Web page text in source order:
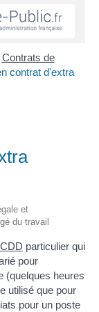
Contrats de
contrat d'extra
et
du travail
CDD particulier qui
pour
(quelques heures
utilisé que pour
pour un poste